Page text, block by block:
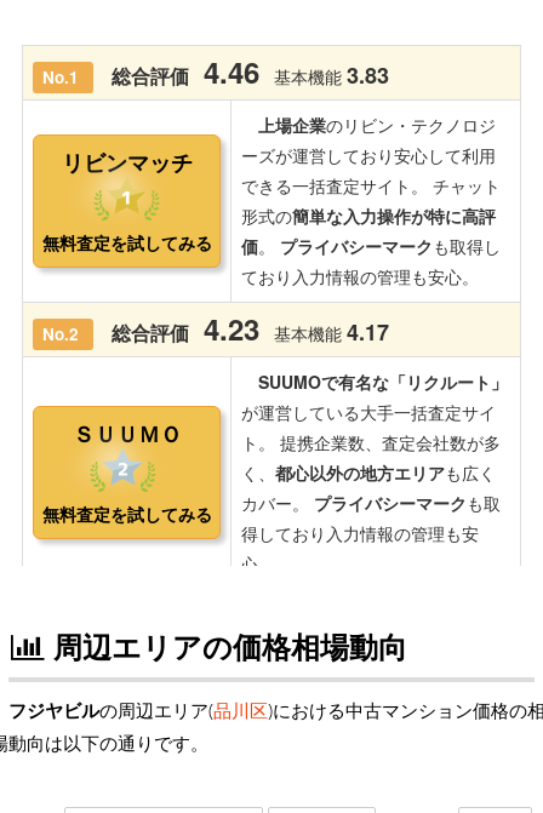
周辺エリアの価格相場動向
フジヤビルの周辺エリア(品川区)における中古マンション価格の
動向は以下の通りです。